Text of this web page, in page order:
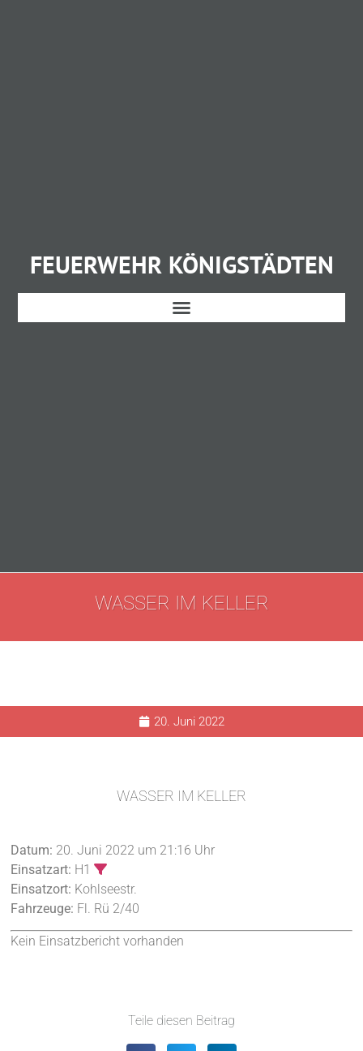
FEUERWEHR KÖNIGSTÄDTEN
WASSER IM KELLER
20. Juni 2022
WASSER IM KELLER
Datum: 20. Juni 2022 um 21:16 Uhr
Einsatzart: H1
Einsatzort: Kohlseestr.
Fahrzeuge: Fl. Rü 2/40
Kein Einsatzbericht vorhanden
Teile diesen Beitrag